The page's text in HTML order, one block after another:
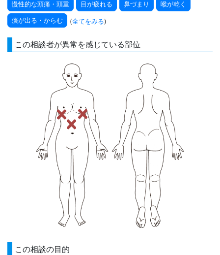
慢性的な頭痛・頭重 目が疲れる 鼻づまり 喉が乾く
痰が出る・からむ (全てをみる)
この相談者が異常を感じている部位
この相談の目的